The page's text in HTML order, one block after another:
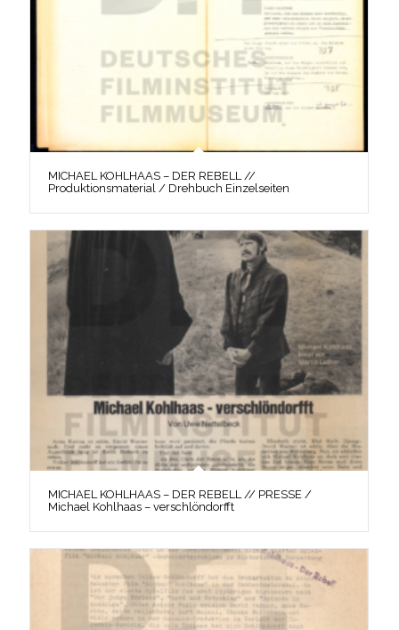
MICHAEL KOHLHAAS – DER REBELL //
Produktionsmaterial / Drehbuch Einzelseiten
MICHAEL KOHLHAAS – DER REBELL // PRESSE /
Michael Kohlhaas – verschlöndorfft